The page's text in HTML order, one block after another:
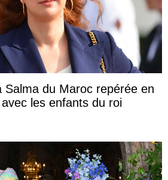
Salma du Maroc repérée en
les enfants du roi